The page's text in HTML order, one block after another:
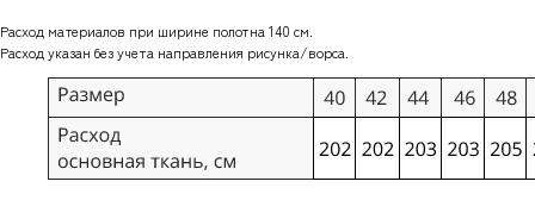
Расход материалов при ширине полотна 140 см.
Расход указан без учета направления рисунка/ворса.